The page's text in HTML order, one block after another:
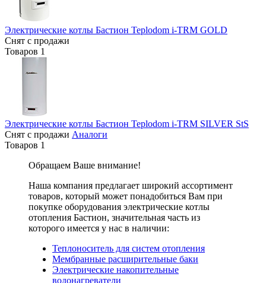
Электрические котлы Бастион Teplodom i-TRM GOLD
Снят с продажи
Товаров 1
Электрические котлы Бастион Teplodom i-TRM SILVER StS
Снят с продажи Аналоги
Товаров 1
Обращаем Ваше внимание!
Наша компания предлагает широкий ассортимент
товаров, который может понадобиться Вам при
покупке оборудования электрические котлы
отопления Бастион, значительная часть из
которого имеется у нас в наличии:
Теплоноситель для систем отопления
Мембранные расширительные баки
Электрические накопительные
водонагреватели